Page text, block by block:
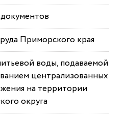
Приморского края
воды, подаваемой
централизованных
на территории
округа